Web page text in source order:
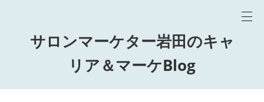
サロンマーケター岩田のキャ
リア＆マーケBlog